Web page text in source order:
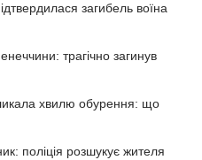
загибель воїна
трагічно загинув
хвилю обурення: що
поліція розшукує жителя